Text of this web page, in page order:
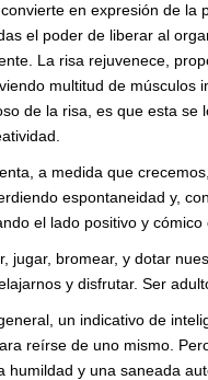
en expresión de la
el poder de liberar al
La risa rejuvenece,
multitud de músculos
de la risa, es que esta se
a medida que
espontaneidad y,
el lado positivo y cómico
jugar, bromear, y dotar
y disfrutar. Ser
un indicativo de
reírse de uno mismo.
humildad y una saneada